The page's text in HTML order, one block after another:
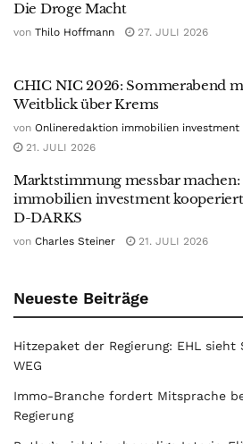
Die Droge Macht
von Thilo Hoffmann 27. JULI 2026
CHIC NIC 2026: Sommerabend
Weitblick über Krems
von Onlineredaktion immobilien investment
21. JULI 2026
Marktstimmung messbar machen:
immobilien investment
D-DARKS
von Charles Steiner 21. JULI 2026
Neueste Beiträge
Hitzepaket der Regierung: EHL sieht
WEG
Immo-Branche fordert Mitsprache
Regierung